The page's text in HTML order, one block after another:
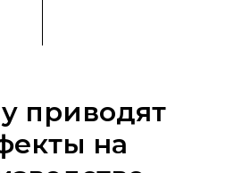
приводят
на